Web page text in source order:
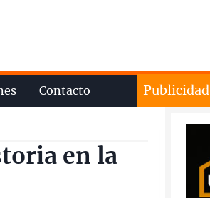
Contacto Publicidad
en la